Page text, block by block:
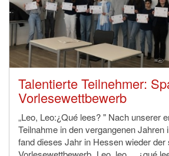
Talentierte Teilnehmer:
Vorlesewettbewerb
„Leo, Leo:¿Qué lees? " Nach unserer
Teilnahme in den vergangenen Jahren
fand dieses Jahr in Hessen wieder der